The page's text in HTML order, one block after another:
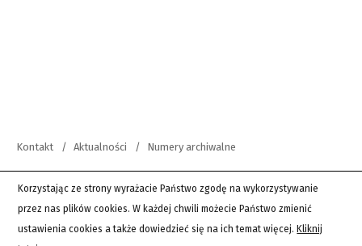
Kontakt Aktualności Numery archiwalne
copyright 2012-2026 Wszystkie prawa zastrzeżone | Teksty Drugie
PingSoft
Korzystając ze strony wyrażacie Państwo zgodę na wykorzystywanie
przez nas plików cookies. W każdej chwili możecie Państwo zmienić
ustawienia cookies a także dowiedzieć się na ich temat więcej. Kliknij